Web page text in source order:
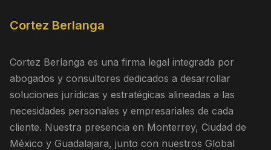
Cortez Berlanga
Cortez Berlanga es una firma legal integrada por
abogados y consultores dedicados a desarrollar
soluciones jurídicas y estratégicas alineadas a las
necesidades personales y empresariales de cada
cliente. Nuestra presencia en Monterrey, Ciudad de
México y Guadalajara, junto con nuestros Global